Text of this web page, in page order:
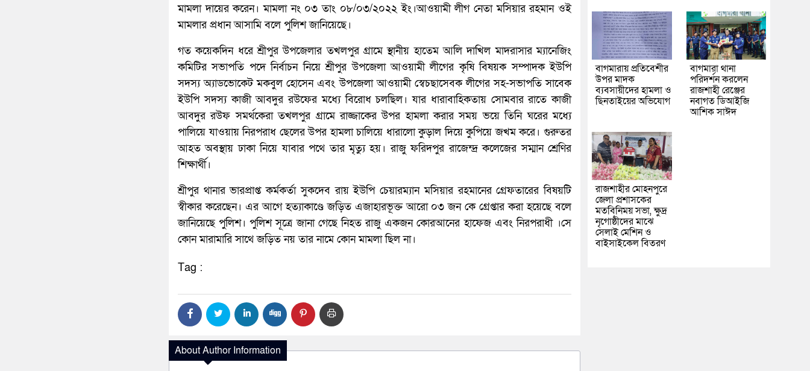
মামলা দায়ের করেন। মামলা নং ০৩ তাং ০৮/০৩/২০২২ ইং।আওয়ামী লীগ নেতা মসিয়ার রহমান ওই
মামলার প্রধান আসামি বলে পুলিশ জানিয়েছে।
গত কয়েকদিন ধরে শ্রীপুর উপজেলার তখলপুর গ্রামে স্থানীয় হাতেম আলি দাখিল মাদরাসার ম্যানেজিং
কমিটির সভাপতি পদে নির্বাচন নিয়ে শ্রীপুর উপজেলা আওয়ামী লীগের কৃষি বিষয়ক সম্পাদক ইউপি
সদস্য অ্যাডভোকেট মকবুল হোসেন এবং উপজেলা আওয়ামী স্বেচছাসেবক লীগের সহ-সভাপতি সাবেক
ইউপি সদস্য কাজী আবদুর রউফের মধ্যে বিরোধ চলছিল। যার ধারাবাহিকতায় সোমবার রাতে কাজী
আবদুর রউফ সমর্থকেরা তখলপুর গ্রামে রাজ্জাকের উপর হামলা করার সময় ভয়ে তিনি ঘরের মধ্যে
পালিয়ে যাওয়ায় নিরপরাধ ছেলের উপর হামলা চালিয়ে ধারালো কুড়াল দিয়ে কুপিয়ে জখম করে। গুরুতর
আহত অবস্থায় ঢাকা নিয়ে যাবার পথে তার মৃত্যু হয়। রাজু ফরিদপুর রাজেন্দ্র কলেজের সম্মান শ্রেণির
শিক্ষার্থী।
শ্রীপুর থানার ভারপ্রাপ্ত কর্মকর্তা সুকদেব রায় ইউপি চেয়ারম্যান মসিয়ার রহমানের গ্রেফতারের বিষয়টি
স্বীকার করেছেন। এর আগে হত্যাকাণ্ডে জড়িত এজাহারভূক্ত আরো ০৩ জন কে গ্রেপ্তার করা হয়েছে বলে
জানিয়েছে পুলিশ। পুলিশ সূত্রে জানা গেছে নিহত রাজু একজন কোরআনের হাফেজ এবং নিরপরাধী ।সে
কোন মারামারি সাথে জড়িত নয় তার নামে কোন মামলা ছিল না।
Tag :
About Author Information
বাগমারায় প্রতিবেশীর
উপর মাদক
ব্যবসায়ীদের হামলা ও
ছিনতাইয়ের অভিযোগ
বাগমারা থানা
পরিদর্শন করলেন
রাজশাহী রেঞ্জের
নবাগত ডিআইজি
আশিক সাঈদ
রাজশাহীর মোহনপুরে
জেলা প্রশাসকের
মতবিনিময় সভা, ক্ষুদ্র
নৃগোষ্ঠীদের মাঝে
সেলাই মেশিন ও
বাইসাইকেল বিতরণ